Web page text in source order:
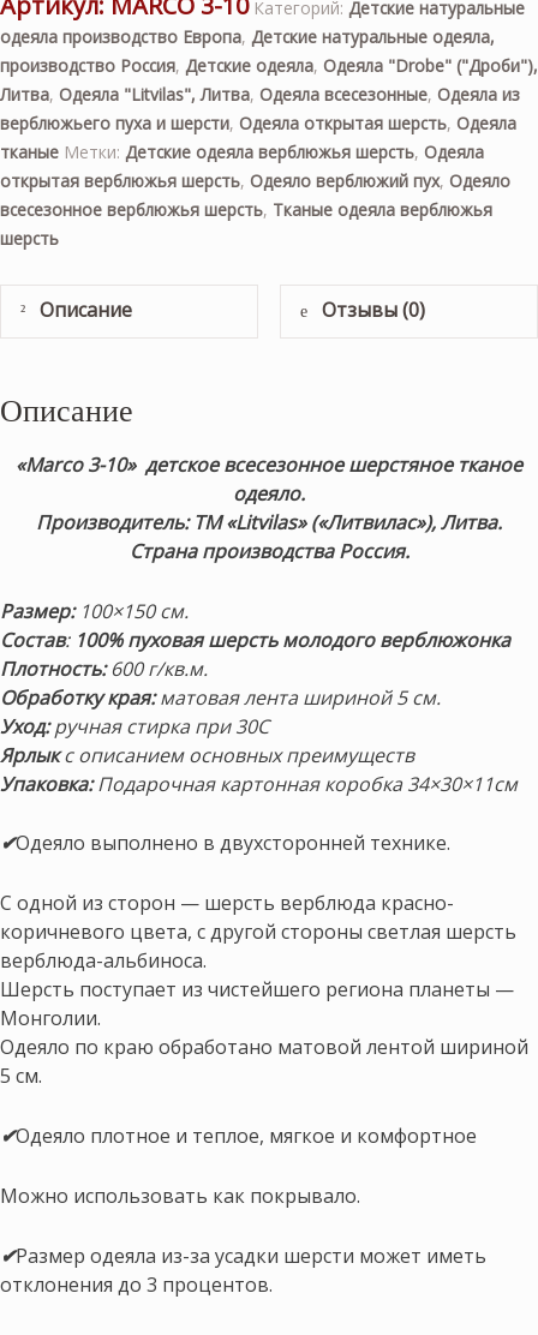
Категорий: Детские натуральные
одеяла производство Европа, Детские натуральные одеяла,
производство Россия, Детские одеяла, Одеяла "Drobe" ("Дроби"),
Литва, Одеяла "Litvilas", Литва, Одеяла всесезонные, Одеяла из
верблюжьего пуха и шерсти, Одеяла открытая шерсть, Одеяла
тканые Метки: Детские одеяла верблюжья шерсть, Одеяла
открытая верблюжья шерсть, Одеяло верблюжий пух, Одеяло
всесезонное верблюжья шерсть, Тканые одеяла верблюжья
шерсть
Описание Отзывы (0)
Описание
«Marco 3-10» детское всесезонное шерстяное тканое
одеяло.
Производитель: ТМ «Litvilas» («Литвилас»), Литва.
Страна производства Россия.
Размер: 100×150 см.
Состав:100% пуховая шерсть молодого верблюжонка
Плотность:600 г/кв.м.
Обработку края:матоваялента шириной 5 см.
Уход:ручная стирка при 30С
Ярлыкс описанием основных преимуществ
Упаковка:Подарочная картонная коробка 34×30×11см
✔Одеяло выполнено в двухсторонней технике.
С одной из сторон — шерсть верблюда красно-
коричневого цвета, с другой стороны светлая шерсть
верблюда-альбиноса.
Шерсть поступает из чистейшего региона планеты —
Монголии.
Одеяло по краю обработано матовой лентой шириной
5 см.
✔Одеяло плотное и теплое, мягкое и комфортное
Можно использовать как покрывало.
✔Размер одеяла из-за усадки шерсти может иметь
отклонения до 3 процентов.